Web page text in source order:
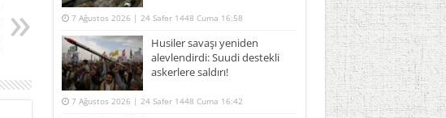
7 Ağustos 2026 | 24 Safer 1448 Cuma 16:58
Husiler savaşı yeniden
alevlendirdi: Suudi destekli
askerlere saldırı!
7 Ağustos 2026 | 24 Safer 1448 Cuma 16:42